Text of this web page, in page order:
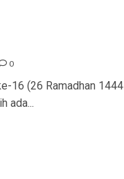
0
16 (26 Ramadhan 1444
ada...